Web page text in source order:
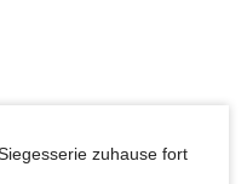
zuhause fort